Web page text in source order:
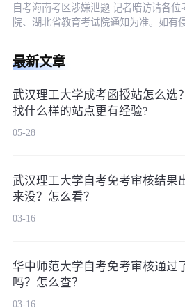
自考海南考区涉嫌泄题 记者暗访请各
院、湖北省教育考试院通知为准。如有
最新文章
武汉理工大学成考函授站怎么选？
找什么样的站点更有经验?
05-28
武汉理工大学自考免考审核结果
来没？怎么看？
03-16
华中师范大学自考免考审核通过
吗？怎么查？
03-16